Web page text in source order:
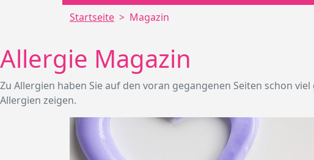
Startseite
Magazin
Allergie Magazin
Zu Allergien haben Sie auf den voran gegangenen Seiten schon
Allergien zeigen.